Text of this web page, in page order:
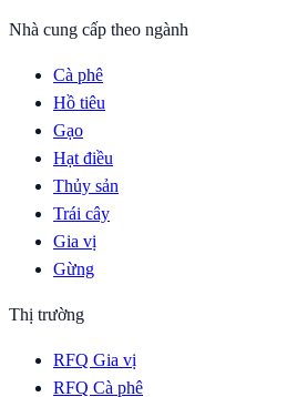
Nhà cung cấp theo ngành
Cà phê
Hồ tiêu
Gạo
Hạt điều
Thủy sản
Trái cây
Gia vị
Gừng
Thị trường
RFQ Gia vị
RFQ Cà phê